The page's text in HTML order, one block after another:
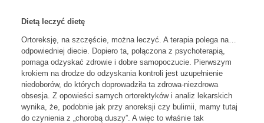
Dietą leczyć dietę
Ortoreksję, na szczęście, można leczyć. A terapia polega na…
odpowiedniej diecie. Dopiero ta, połączona z psychoterapią,
pomaga odzyskać zdrowie i dobre samopoczucie. Pierwszym
krokiem na drodze do odzyskania kontroli jest uzupełnienie
niedoborów, do których doprowadziła ta zdrowa-niezdrowa
obsesja. Z opowieści samych ortorektyków i analiz lekarskich
wynika, że, podobnie jak przy anoreksji czy bulimii, mamy tutaj
do czynienia z „chorobą duszy”. A więc to właśnie tak